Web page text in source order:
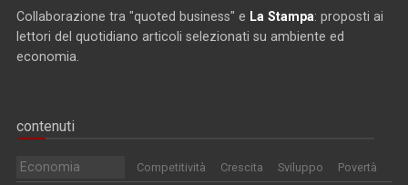
Collaborazione tra "quoted business" e La Stampa: proposti ai
lettori del quotidiano articoli selezionati su ambiente ed
economia.
contenuti
Economia Competitività Crescita Sviluppo Povertà